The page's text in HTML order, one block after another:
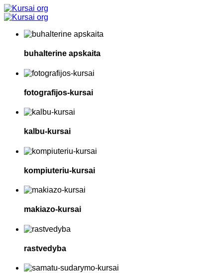
buhalterine apskaita
fotografijos-kursai
kalbu-kursai
kompiuteriu-kursai
makiazo-kursai
rastvedyba